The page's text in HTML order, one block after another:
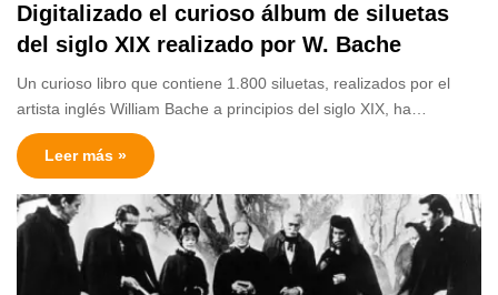
Digitalizado el curioso álbum de siluetas
del siglo XIX realizado por W. Bache
Un curioso libro que contiene 1.800 siluetas, realizados por el
artista inglés William Bache a principios del siglo XIX, ha…
Leer más »